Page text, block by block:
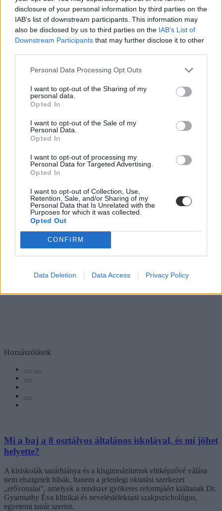
disclosure of your personal information by third parties on the
IAB’s list of downstream participants. This information may
also be disclosed by us to third parties on the IAB’s List of
Downstream Participants that may further disclose it to other
Personal Data Processing Opt Outs
I want to opt-out of the Sharing of my
personal data.
Opted In
I want to opt-out of the Sale of my
Personal Data.
Opted In
I want to opt-out of processing my
Personal Data for Targeted Advertising.
Opted In
I want to opt-out of Collection, Use,
Retention, Sale, and/or Sharing of my
Personal Data that Is Unrelated with the
Purposes for which it was collected.
Opted Out
CONFIRM
Data Deletion Data Access Privacy Policy
Hozzászólások
Mi a baj a 8 osztályos általános iskolával, és mi jöhet
helyette?
A kisiskolák tanárhiánya és a kisgimnáziumok elitképzővé válása
nem elszigetelt hibák, hanem a jelenlegi oktatási szerkezet
„erővonalai”, amelyek a rendszer gyökeres reformjáért kiáltanak Dr.
Gyarmathy Éva klinikai és neveléslélektani szakpszichológus,
egyetemi tanár szerint.